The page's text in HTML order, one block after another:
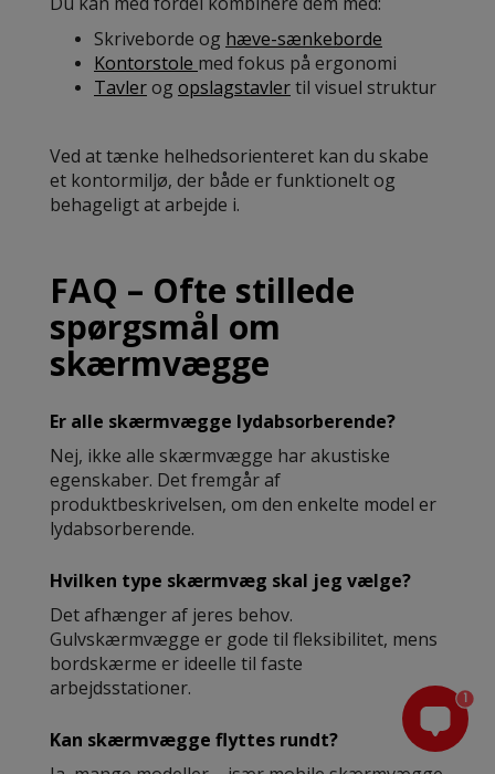
Skriveborde og hæve-sænkeborde
Kontorstole med fokus på ergonomi
Tavlerog opslagstavlertil visuel struktur
Ved at tænke helhedsorienteret kan du skabe
et kontormiljø, der både er funktionelt og
behageligt at arbejde i.
FAQ – Ofte stillede
spørgsmål om
skærmvægge
Er alle skærmvægge lydabsorberende?
Nej, ikke alle skærmvægge har akustiske
egenskaber. Det fremgår af
produktbeskrivelsen, om den enkelte model er
lydabsorberende.
Hvilken type skærmvæg skal jeg vælge?
Det afhænger af jeres behov.
Gulvskærmvægge er gode til fleksibilitet, mens
bordskærme er ideelle til faste
arbejdsstationer.
Kan skærmvægge flyttes rundt?
1